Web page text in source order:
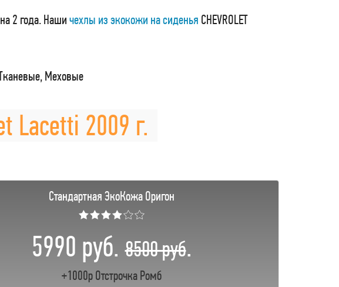
2 года. Нашичехлы из экокожи на сиденья CHEVROLET
Меховые
Lacetti 2009 г.
Стандартная ЭкоКожа Оригон
★★★★☆☆
5990 руб.8500 руб.
+1000р Отстрочка Ромб